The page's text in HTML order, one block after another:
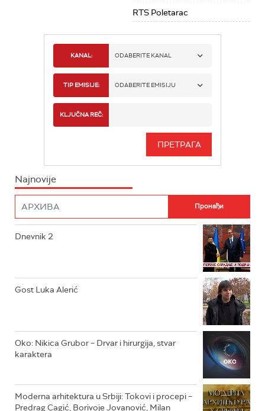
RTS Poletarac
KANAL: ODABERITE KANAL
RTS 1
RTS 3
TIP EMISIJE: ODABERITE EMISIJU
INFO
KLJUČNA REČ:
Najnovije
Dnevnik 2
Gost Luka Alerić
Oko: Nikica Grubor – Drvar i hirurgija, stvar
karaktera
Moderna arhitektura u Srbiji: Tokovi i procepi –
Predrag Cagić, Borivoje Jovanović, Milan